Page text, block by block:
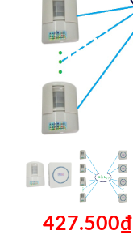
427.500₫